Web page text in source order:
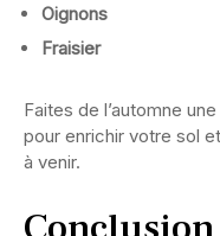
Oignons
Fraisier
Faites de l’automne
pour enrichir votre sol
à venir.